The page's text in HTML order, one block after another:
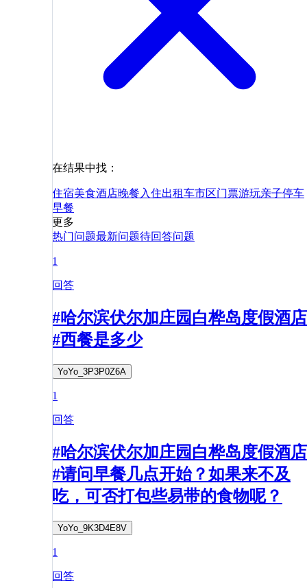
在结果中找：
住宿美食酒店晚餐 入住出租车市区门票游玩亲子停车
早餐
更多
热门问题最新问题待回答问题
1
回答
#哈尔滨伏尔加庄园白桦岛度假酒店
#西餐是多少
YoYo_3P3P0Z6A
1
回答
#哈尔滨伏尔加庄园白桦岛度假酒店
#请问早餐几点开始？如果来不及
吃，可否打包些易带的食物呢？
YoYo_9K3D4E8V
1
回答